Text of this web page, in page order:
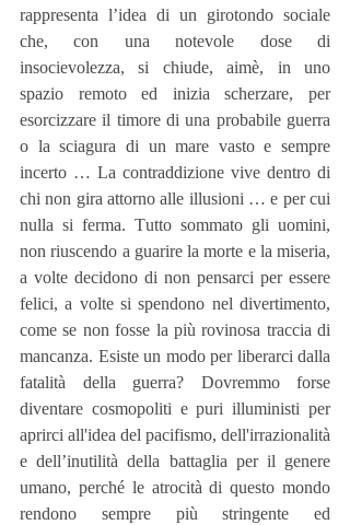
rappresenta l’idea di un girotondo sociale
che, con una notevole dose di
insocievolezza, si chiude, aimè, in uno
spazio remoto ed inizia scherzare, per
esorcizzare il timore di una probabile guerra
o la sciagura di un mare vasto e sempre
incerto … La contraddizione vive dentro di
chi non gira attorno alle illusioni … e per cui
nulla si ferma. Tutto sommato gli uomini,
non riuscendo a guarire la morte e la miseria,
a volte decidono di non pensarci per essere
felici, a volte si spendono nel divertimento,
come se non fosse la più rovinosa traccia di
mancanza. Esiste un modo per liberarci dalla
fatalità della guerra? Dovremmo forse
diventare cosmopoliti e puri illuministi per
aprirci all'idea del pacifismo, dell'irrazionalità
e dell’inutilità della battaglia per il genere
umano, perché le atrocità di questo mondo
rendono sempre più stringente ed